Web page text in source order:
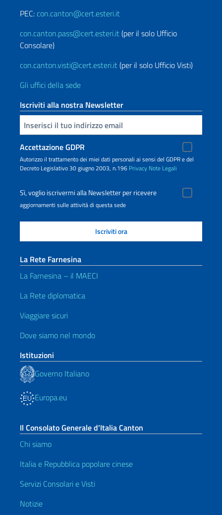
PEC: con.canton@cert.esteri.it
con.canton.pass@cert.esteri.it(per il solo Ufficio
Consolare)
con.canton.visti@cert.esteri.it(per il solo Ufficio Visti)
Gli uffici della sede
Iscriviti alla nostra Newsletter
Inserisci la tua email
Accettazione GDPR
Autorizzo il trattamento dei miei dati personali ai sensi del GDPR e del
Decreto Legislativo 30 giugno 2003, n.196 Privacy Note Legali
Sì, voglio iscrivermi alla Newsletter per ricevere
aggiornamenti sulle attività di questa sede
La Rete Farnesina
La Farnesina – il MAECI
La Rete diplomatica
Viaggiare sicuri
Dove siamo nel mondo
Istituzioni
Governo Italiano
Europa.eu
Il Consolato Generale d’Italia Canton
Chi siamo
Italia e Repubblica popolare cinese
Servizi Consolari e Visti
Notizie